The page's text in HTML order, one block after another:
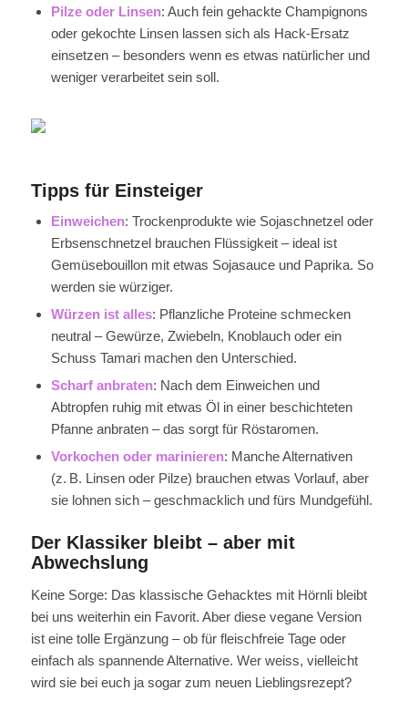
Pilze oder Linsen: Auch fein gehackte Champignons
oder gekochte Linsen lassen sich als Hack-Ersatz
einsetzen – besonders wenn es etwas natürlicher und
weniger verarbeitet sein soll.
Tipps für Einsteiger
Einweichen: Trockenprodukte wie Sojaschnetzel oder
Erbsenschnetzel brauchen Flüssigkeit – ideal ist
Gemüsebouillon mit etwas Sojasauce und Paprika. So
werden sie würziger.
Würzen ist alles: Pflanzliche Proteine schmecken
neutral – Gewürze, Zwiebeln, Knoblauch oder ein
Schuss Tamari machen den Unterschied.
Scharf anbraten: Nach dem Einweichen und
Abtropfen ruhig mit etwas Öl in einer beschichteten
Pfanne anbraten – das sorgt für Röstaromen.
Vorkochen oder marinieren: Manche Alternativen
(z. B. Linsen oder Pilze) brauchen etwas Vorlauf, aber
sie lohnen sich – geschmacklich und fürs Mundgefühl.
Der Klassiker bleibt – aber mit
Abwechslung
Keine Sorge: Das klassische Gehacktes mit Hörnli bleibt
bei uns weiterhin ein Favorit. Aber diese vegane Version
ist eine tolle Ergänzung – ob für fleischfreie Tage oder
einfach als spannende Alternative. Wer weiss, vielleicht
wird sie bei euch ja sogar zum neuen Lieblingsrezept?